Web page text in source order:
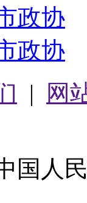
政协
政协
| 网
国人